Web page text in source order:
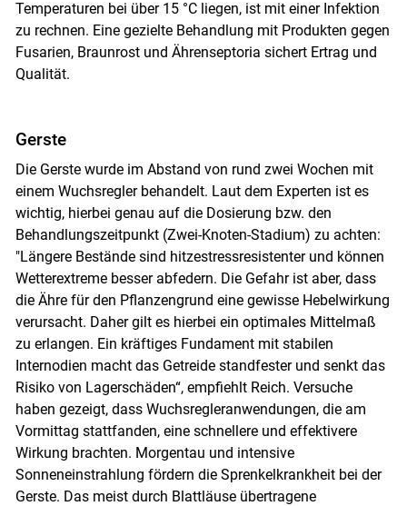
Temperaturen bei über 15 °C liegen, ist mit einer Infektion
zu rechnen. Eine gezielte Behandlung mit Produkten gegen
Fusarien, Braunrost und Ährenseptoria sichert Ertrag und
Qualität.
Gerste
Die Gerste wurde im Abstand von rund zwei Wochen mit
einem Wuchsregler behandelt. Laut dem Experten ist es
wichtig, hierbei genau auf die Dosierung bzw. den
Behandlungszeitpunkt (Zwei-Knoten-Stadium) zu achten:
"Längere Bestände sind hitzestressresistenter und können
Wetterextreme besser abfedern. Die Gefahr ist aber, dass
die Ähre für den Pflanzengrund eine gewisse Hebelwirkung
verursacht. Daher gilt es hierbei ein optimales Mittelmaß
zu erlangen. Ein kräftiges Fundament mit stabilen
Internodien macht das Getreide standfester und senkt das
Risiko von Lagerschäden“, empfiehlt Reich. Versuche
haben gezeigt, dass Wuchsregleranwendungen, die am
Vormittag stattfanden, eine schnellere und effektivere
Wirkung brachten. Morgentau und intensive
Sonneneinstrahlung fördern die Sprenkelkrankheit bei der
Gerste. Das meist durch Blattläuse übertragene